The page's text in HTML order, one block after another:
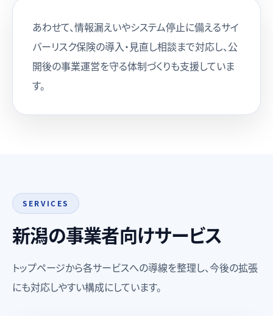
あわせて、情報漏えいやシステム停止に備えるサイ
バーリスク保険の導入・見直し相談まで対応し、公
開後の事業運営を守る体制づくりも支援していま
す。
SERVICES
新潟の事業者向けサービス
トップページから各サービスへの導線を整理し、今後の拡張
にも対応しやすい構成にしています。